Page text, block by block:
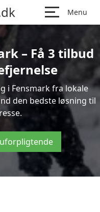
Menu
– Få 3 tilbud
i Fensmark fra lokale
den bedste løsning til